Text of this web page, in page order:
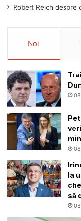
Robert Reich despre
Noi
la
să